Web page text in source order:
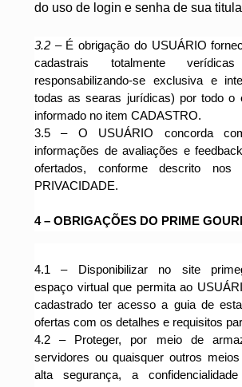
do uso de login e senha de sua
3.2 – É obrigação do USUÁRIO
cadastrais totalmente
responsabilizando-se exclusiva e
todas as searas jurídicas) por todo o
informado no item CADASTRO.
3.5 – O USUÁRIO concorda
informações de avaliações e
ofertados, conforme descrito nos
PRIVACIDADE.
4 – OBRIGAÇÕES DO PRIME
4.1 – Disponibilizar no site
espaço virtual que permita ao
cadastrado ter acesso a guia de
ofertas com os detalhes e requisitos
4.2 – Proteger, por meio de
servidores ou quaisquer outros
alta segurança, a